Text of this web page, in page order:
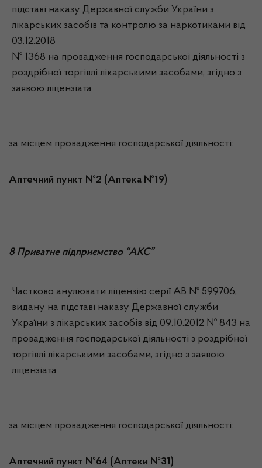
підставі наказу Державної служби України з
лікарських засобів та контролю за наркотиками від
03.12.2018
№ 1368 на провадження господарської діяльності з
роздрібної торгівлі лікарськими засобами, згідно з
заявою ліцензіата
за місцем провадження господарської діяльності:
Аптечний пункт №2 (Аптека №19)
8 Приватне підприємство “АКС”
Частково анулювати ліцензію серії АВ № 599706,
видану на підставі наказу Державної служби
України з лікарських засобів від 09.10.2012 № 843 на
провадження господарської діяльності з роздрібної
торгівлі лікарськими засобами, згідно з заявою
ліцензіата
за місцем провадження господарської діяльності:
Аптечний пункт №64 (Аптеки №31)